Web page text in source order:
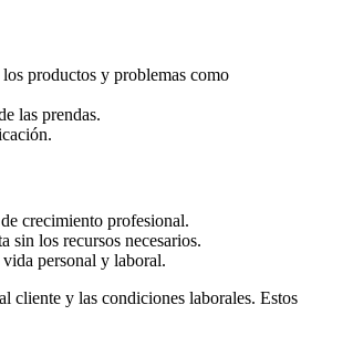
productos y problemas como
las prendas.
crecimiento profesional.
sin los recursos necesarios.
personal y laboral.
cliente y las condiciones laborales. Estos